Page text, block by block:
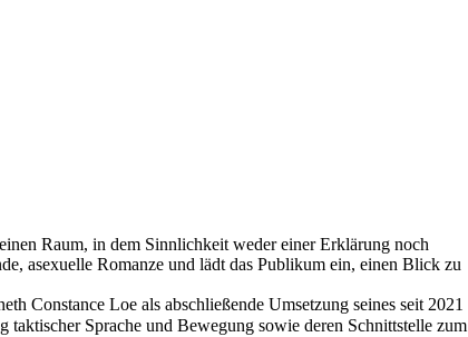
Raum, in dem Sinnlichkeit weder einer Erklärung noch
asexuelle Romanze und lädt das Publikum ein, einen Blick zu
Constance Loe als abschließende Umsetzung seines seit 2021
Sprache und Bewegung sowie deren Schnittstelle zum